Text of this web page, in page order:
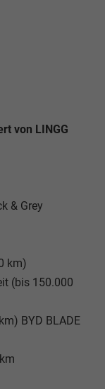
von LINGG
& Grey
km)
(bis 150.000
BYD BLADE